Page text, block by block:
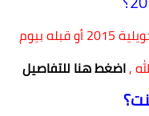
هام و رسميا: نتائج البكالوريا يوم 01 جويلية 2015 أو قبله بيوم
اضغط هنا للتفاصيل